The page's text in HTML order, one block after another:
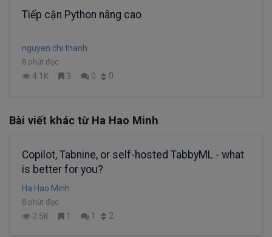
Tiếp cận Python nâng cao
nguyen chi thanh
8 phút đọc
4.1K 3 0 0
Bài viết khác từ Ha Hao Minh
Copilot, Tabnine, or self-hosted TabbyML - what
is better for you?
Ha Hao Minh
8 phút đọc
2.5K 1 1 2